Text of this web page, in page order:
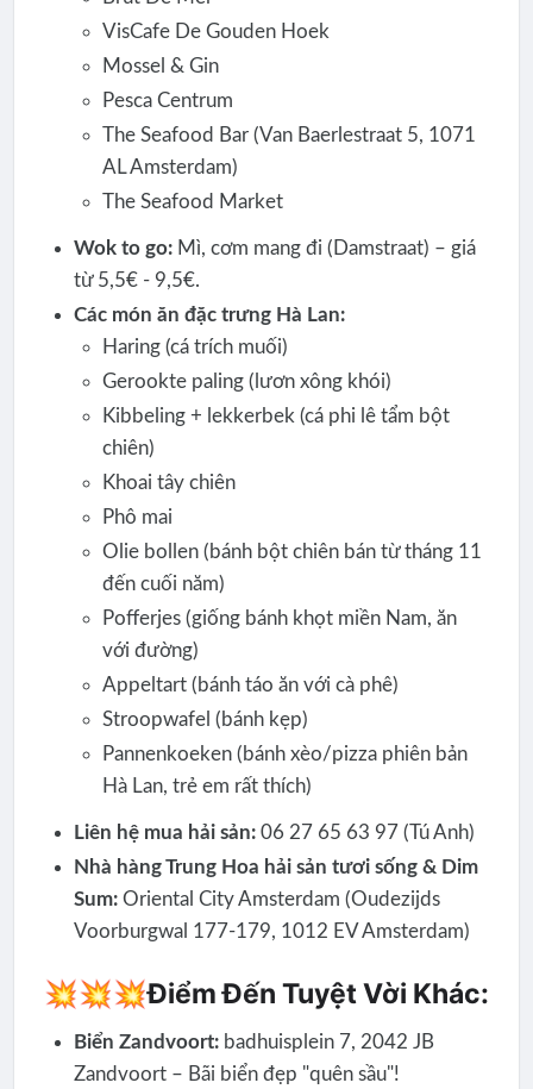
VisCafe De Gouden Hoek
Mossel & Gin
Pesca Centrum
The Seafood Bar (Van Baerlestraat 5, 1071
AL Amsterdam)
The Seafood Market
Wok to go:Mì, cơm mang đi (Damstraat) – giá
từ 5,5€ - 9,5€.
Các món ăn đặc trưng Hà Lan:
Haring (cá trích muối)
Gerookte paling (lươn xông khói)
Kibbeling + lekkerbek (cá phi lê tẩm bột
chiên)
Khoai tây chiên
Phô mai
Olie bollen (bánh bột chiên bán từ tháng 11
đến cuối năm)
Pofferjes (giống bánh khọt miền Nam, ăn
với đường)
Appeltart (bánh táo ăn với cà phê)
Stroopwafel (bánh kẹp)
Pannenkoeken (bánh xèo/pizza phiên bản
Hà Lan, trẻ em rất thích)
Liên hệ mua hải sản:06 27 65 63 97 (Tú Anh)
Nhà hàng Trung Hoa hải sản tươi sống & Dim
Sum:Oriental City Amsterdam (Oudezijds
Voorburgwal 177-179, 1012 EV Amsterdam)
💥💥💥Điểm Đến Tuyệt Vời Khác:
Biển Zandvoort:badhuisplein 7, 2042 JB
Zandvoort – Bãi biển đẹp "quên sầu"!